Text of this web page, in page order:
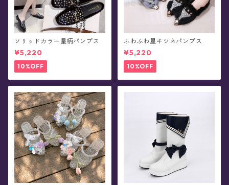
ソリッドカラー星柄パンプス
¥5,220
10%OFF
ふわふわ星キツネパンプス
¥5,220
10%OFF